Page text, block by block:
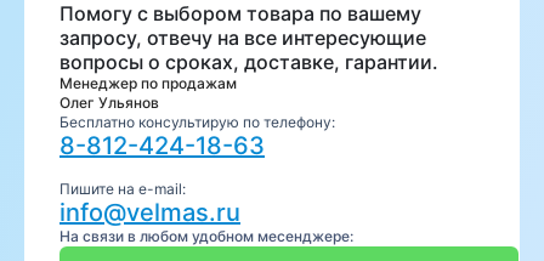
Помогу с выбором товара по вашему
запросу, отвечу на все интересующие
вопросы о сроках, доставке, гарантии.
Менеджер по продажам
Олег Ульянов
Бесплатно консультирую по телефону:
8-812-424-18-63
Пишите на e-mail:
info@velmas.ru
На связи в любом удобном месенджере: